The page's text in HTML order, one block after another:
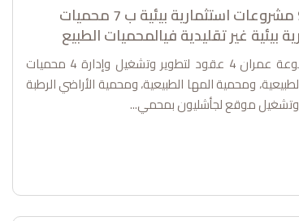
بتكلفة اكثر من 44 مليون ريال عماني الإعلان عن 9 مشروعات استثمارية بيئية ب 7 محميات
غير تقليدية فيالمحميات الطبيع
وقعت هيئة البيئة مع الشركة العمانية للتنمية السياحية مجموعة عمران 4 عقود لتطوير وتشغيل وإدارة 4 محميات
ومحمية المها الطبيعية، ومحمية الأراضي الرطبة
وتشغيل موقع لجأشليون بمحمي...